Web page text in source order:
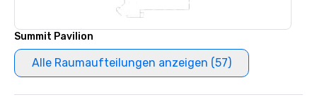
Summit Pavilion
Alle Raumaufteilungen anzeigen (57)